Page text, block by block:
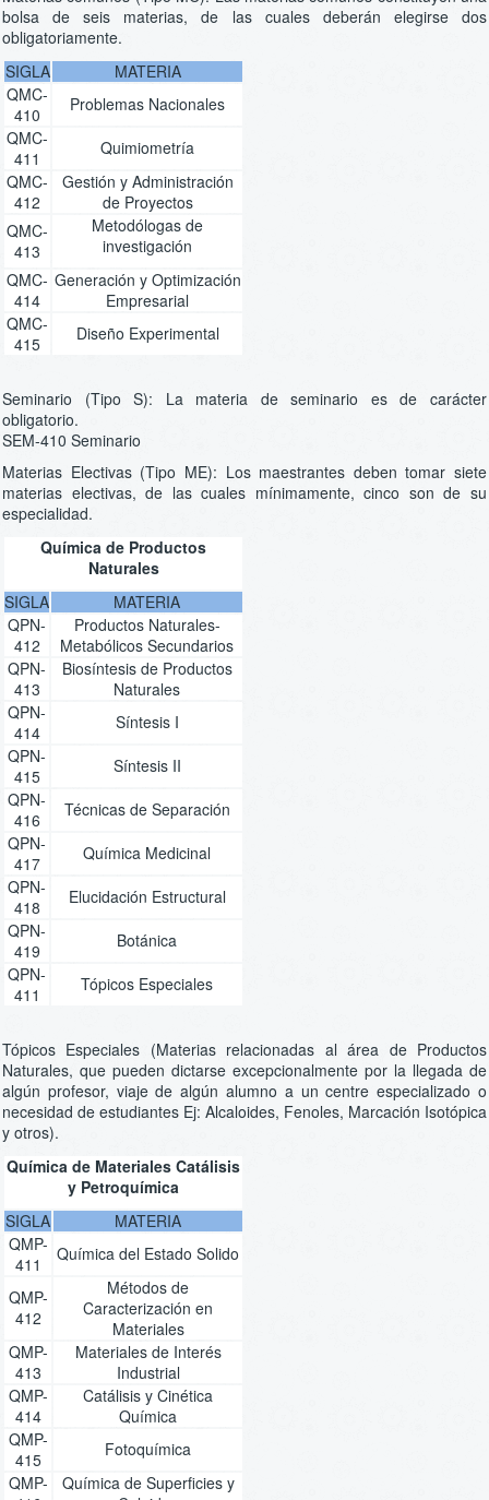
bolsa de seis materias, de las cuales deberán elegirse dos
obligatoriamente.
SIGLA
MATERIA
QMC-
410
Problemas Nacionales
QMC-
411
Quimiometría
QMC-
412
Gestión y Administración
de Proyectos
QMC-
413
Metodólogas de
investigación
QMC-
414
Generación y Optimización
Empresarial
QMC-
415
Diseño Experimental
Seminario (Tipo S): La materia de seminario es de carácter
obligatorio.
SEM-410 Seminario
Materias Electivas (Tipo ME): Los maestrantes deben tomar siete
materias electivas, de las cuales mínimamente, cinco son de su
especialidad.
Química de Productos
Naturales
SIGLA
MATERIA
QPN-
412
Productos Naturales-
Metabólicos Secundarios
QPN-
413
Biosíntesis de Productos
Naturales
QPN-
414
Síntesis I
QPN-
415
Síntesis II
QPN-
416
Técnicas de Separación
QPN-
417
Química Medicinal
QPN-
418
Elucidación Estructural
QPN-
419
Botánica
QPN-
411
Tópicos Especiales
Tópicos Especiales (Materias relacionadas al área de Productos
Naturales, que pueden dictarse excepcionalmente por la llegada de
algún profesor, viaje de algún alumno a un centre especializado o
necesidad de estudiantes Ej: Alcaloides, Fenoles, Marcación Isotópica
y otros).
Química de Materiales Catálisis
y Petroquímica
SIGLA
MATERIA
QMP-
411
Química del Estado Solido
QMP-
412
Métodos de
Caracterización en
Materiales
QMP-
413
Materiales de Interés
Industrial
QMP-
414
Catálisis y Cinética
Química
QMP-
415
Fotoquímica
QMP-
Química de Superficies y